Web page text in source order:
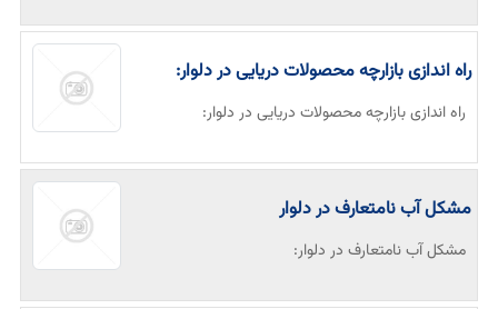
راه اندازی بازارچه محصولات دریایی در دلوار:
راه اندازی بازارچه محصولات دریایی در دلوار:
مشکل آب نامتعارف در دلوار
مشکل آب نامتعارف در دلوار: